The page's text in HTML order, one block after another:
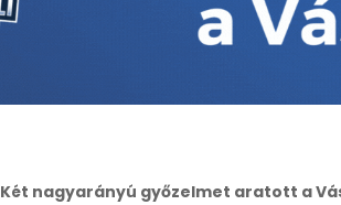
Két nagyarányú győzelmet aratott a